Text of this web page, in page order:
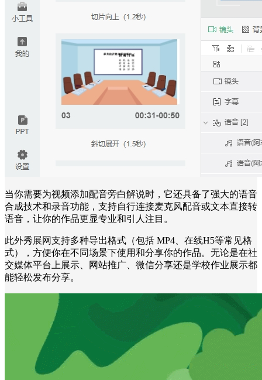
当你需要为视频添加配音旁白解说时，它还具备了强大的语音
合成技术和录音功能，支持自行连接麦克风配音或文本直接转
语音，让你的作品更显专业和引人注目。
此外秀展网支持多种导出格式（包括 MP4、在线H5等常见格
式），方便你在不同场景下使用和分享你的作品。无论是在社
交媒体平台上展示、网站推广、微信分享还是学校作业展示都
能轻松发布分享。